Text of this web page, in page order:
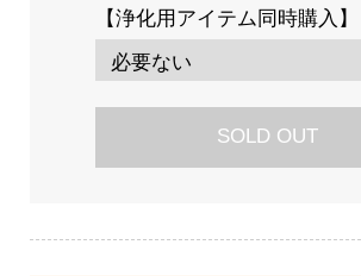
【浄化用アイテム同時購入】
SOLD OUT